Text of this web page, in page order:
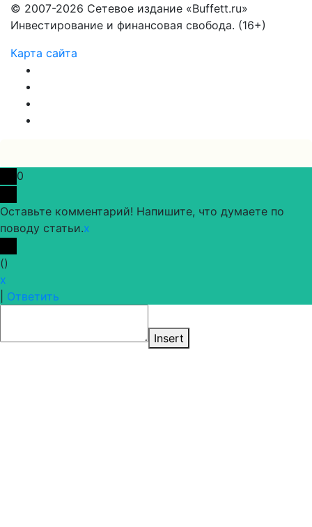
© 2007-2026 Сетевое издание «Buffett.ru»
Инвестирование и финансовая свобода. (16+)
Карта сайта
0
Оставьте комментарий! Напишите, что думаете по
поводу статьи.x
()
x
Ответить
Insert